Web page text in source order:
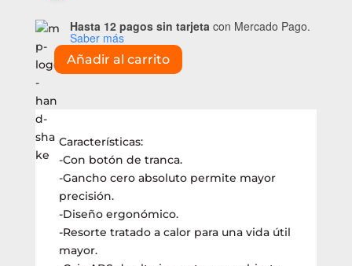
Hasta 12 pagos sin tarjeta con Mercado Pago.
Saber más
Cinta
métrica
5m
fleje
19mm
(KLDCM51)
cantidad
Añadir al carrito
Características:
-Con botón de tranca.
-Gancho cero absoluto permite mayor
precisión.
-Diseño ergonómico.
-Resorte tratado a calor para una vida útil
mayor.